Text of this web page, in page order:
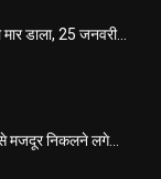
डाला, 25 जनवरी...
मजदूर निकलने लगे...